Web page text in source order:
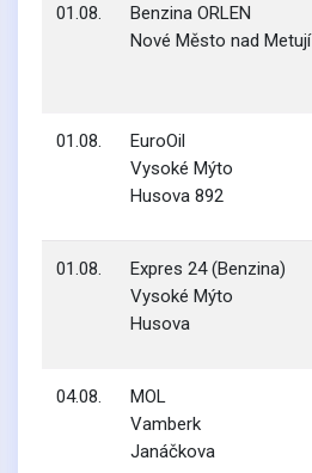
01.08.
Benzina ORLEN
Nové Město nad Metují
01.08.
EuroOil
Vysoké Mýto
Husova 892
01.08.
Expres 24 (Benzina)
Vysoké Mýto
Husova
04.08.
MOL
Vamberk
Janáčkova